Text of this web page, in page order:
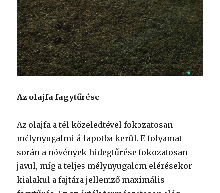
Az olajfa fagytűrése
Az olajfa a tél közeledtével fokozatosan
mélynyugalmi állapotba kerül. E folyamat
során a növények hidegtűrése fokozatosan
javul, míg a teljes mélynyugalom elérésekor
kialakul a fajtára jellemző maximális